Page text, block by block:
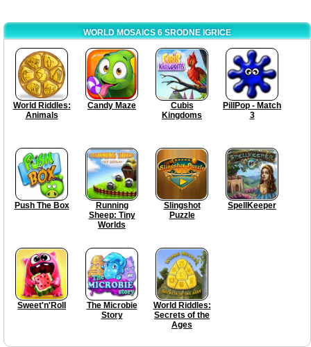
WORLD MOSAICS 6 SRODNE IGRICE
World Riddles:
Animals
Candy Maze
Cubis
Kingdoms
PillPop - Match
3
Push The Box
Running
Sheep: Tiny
Worlds
Slingshot
Puzzle
SpellKeeper
Sweet'n'Roll
The Microbie
Story
World Riddles:
Secrets of the
Ages